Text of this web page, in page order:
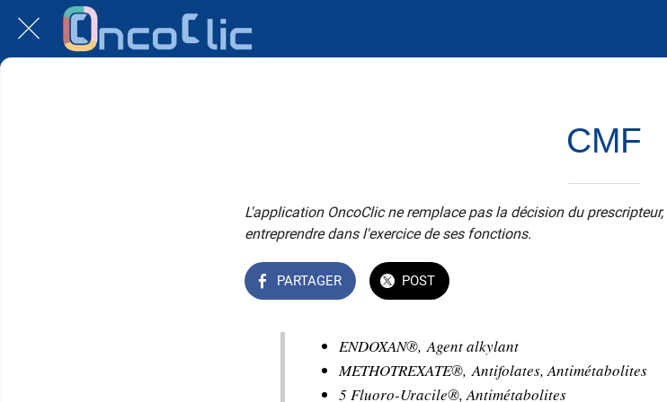
CMF
L'application OncoClic ne remplace pas la décision du
entreprendre dans l'exercice de ses fonctions.
PARTAGER POST
ENDOXAN®, Agent alkylant
METHOTREXATE®, Antifolates, Antimétabolites
5 Fluoro-Uracile®, Antimétabolites